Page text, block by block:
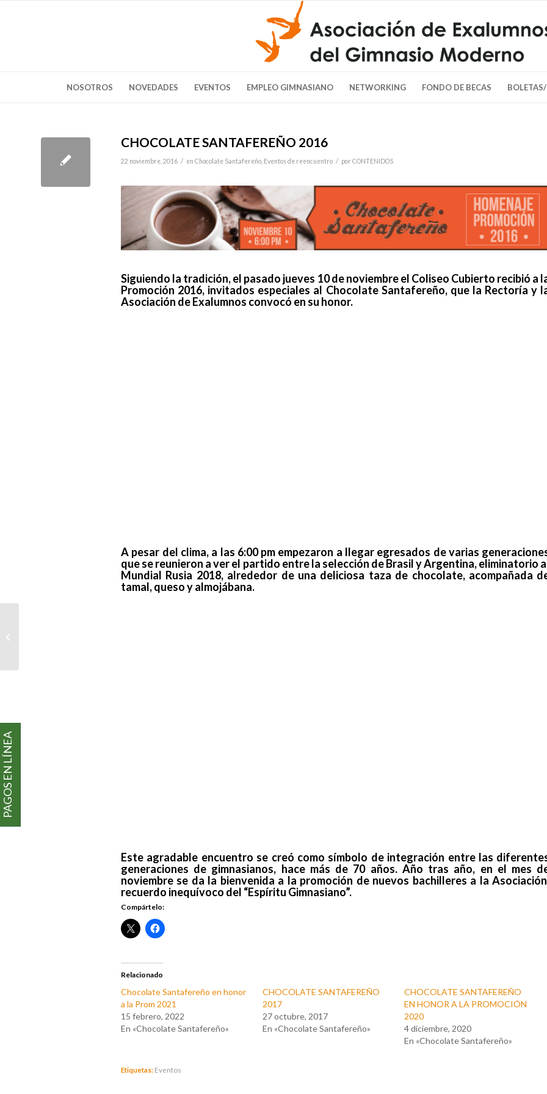
NOSOTROS NOVEDADES EVENTOS EMPLEO GIMNASIANO NETWORKING FONDO DE BECAS
CHOCOLATE SANTAFEREÑO 2016
22 noviembre, 2016 / en Chocolate Santafereño Eventos de reencuentro / por CONTENIDOS
Siguiendo la tradición, el pasado jueves 10 de noviembre el Coliseo Cubierto recibió a
Promoción 2016, invitados especiales al Chocolate Santafereño, que la Rectoría y
Asociación de Exalumnos convocó en su honor.
A pesar del clima, a las 6:00 pm empezaron a llegar egresados de varias
que se reunieron a ver el partido entre la selección de Brasil y Argentina, eliminatorio
Mundial Rusia 2018, alrededor de una deliciosa taza de chocolate, acompañada
tamal, queso y almojábana.
Este agradable encuentro se creó como símbolo de integración entre las
generaciones de gimnasianos, hace más de 70 años. Año tras año, en el mes
noviembre se da la bienvenida a la promoción de nuevos bachilleres a la
recuerdo inequívoco del “Espíritu Gimnasiano”.
Compártelo:
Relacionado
Chocolate Santafereño en honor
a la Prom 2021
15 febrero, 2022
En «Chocolate Santafereño»
CHOCOLATE SANTAFEREÑO
2017
27 octubre, 2017
En «Chocolate Santafereño»
CHOCOLATE SANTAFEREÑO
EN HONOR A LA PROMOCIÓN
2020
4 diciembre, 2020
En «Chocolate Santafereño»
Etiquetas: Eventos
PAGOS EN LÍNEA